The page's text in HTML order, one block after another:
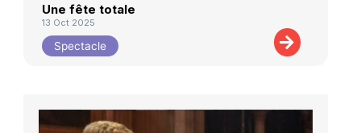
Une fête totale
13 Oct 2025
Spectacle